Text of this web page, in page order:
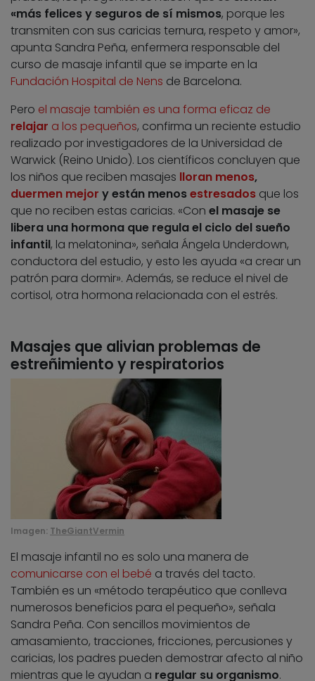
«más felices y seguros de sí mismos, porque les
transmiten con sus caricias ternura, respeto y amor»,
apunta Sandra Peña, enfermera responsable del
curso de masaje infantil que se imparte en la
Fundación Hospital de Nens de Barcelona.
Pero el masaje también es una forma eficaz de
relajar a los pequeños, confirma un reciente estudio
realizado por investigadores de la Universidad de
Warwick (Reino Unido). Los científicos concluyen que
los niños que reciben masajes lloran menos,
duermen mejor y están menosestresados que los
que no reciben estas caricias. «Con el masaje se
libera una hormona que regula el ciclo del sueño
infantil, la melatonina», señala Ángela Underdown,
conductora del estudio, y esto les ayuda «a crear un
patrón para dormir». Además, se reduce el nivel de
cortisol, otra hormona relacionada con el estrés.
Masajes que alivian problemas de
estreñimiento y respiratorios
Imagen: TheGiantVermin
El masaje infantil no es solo una manera de
comunicarse con el bebé a través del tacto.
También es un «método terapéutico que conlleva
numerosos beneficios para el pequeño», señala
Sandra Peña. Con sencillos movimientos de
amasamiento, tracciones, fricciones, percusiones y
caricias, los padres pueden demostrar afecto al niño
mientras que le ayudan a regular su organismo.